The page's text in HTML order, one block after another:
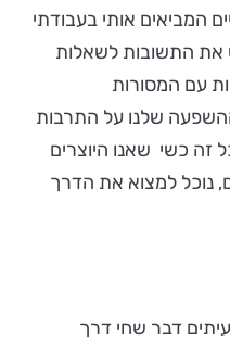
המביאים אותי בעבודתי
את התשובות לשאלות
עם המסורות
שלנו על התרבות
זה כשי שאנו היוצרים
נוכל למצוא את הדרך
דבר שחי דרך